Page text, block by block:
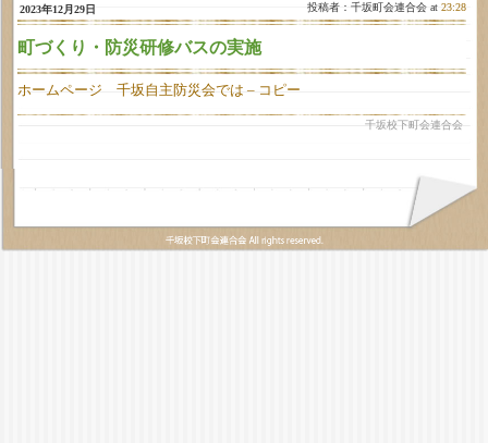
2023年12月29日 投稿者：千坂町会連合会 at23:28
町づくり・防災研修バスの実施
ホームページ 千坂自主防災会では – コピー
千坂校下町会連合会